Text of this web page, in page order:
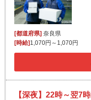
[都道府県] 奈良県
[時給] 1,070円～1,070円